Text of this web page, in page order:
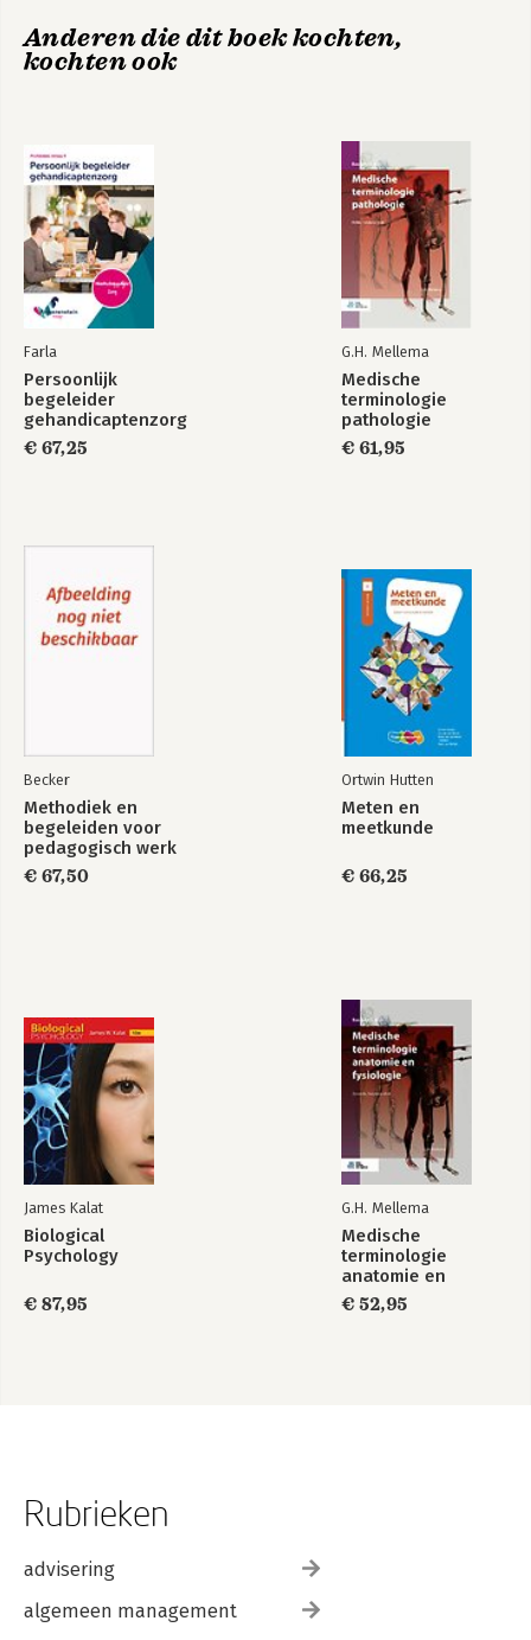
techniek
techniek en ICT
Praktische
schrijfgids
Skills -
Argumenteren
Bijlage D Leestekens
Bijlage E Titulatuur
Index
Anderen die dit boek kochten,
kochten ook
Farla
Persoonlijk
begeleider
gehandicaptenzorg
(combi)
€ 67,25
G.H. Mellema
Medische
terminologie
pathologie
€ 61,95
Becker
Methodiek en
begeleiden voor
pedagogisch werk
(combi)
€ 67,50
Ortwin Hutten
Meten en
meetkunde
€ 66,25
James Kalat
Biological
Psychology
€ 87,95
G.H. Mellema
Medische
terminologie
anatomie en
fysiologie
€ 52,95
Rubrieken
advisering
algemeen management